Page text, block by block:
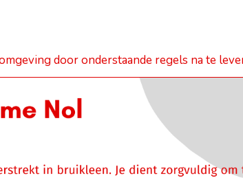
door onderstaande regels na te